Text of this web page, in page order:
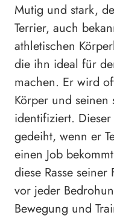
Mutig und stark,
Terrier, auch
athletischen
die ihn ideal für
machen. Er wird
Körper und
identifiziert.
gedeiht, wenn er
einen Job
diese Rasse
vor jeder
Bewegung und